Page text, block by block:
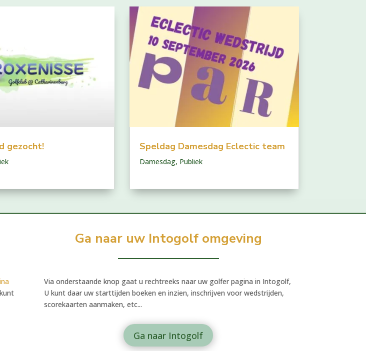
gezocht! Speldag Damesdag Eclectic team
Damesdag, Publiek
Ga naar uw Intogolf omgeving
Via onderstaande knop gaat u rechtreeks naar uw golfer pagina in Intogolf,
U kunt daar uw starttijden boeken en inzien, inschrijven voor wedstrijden,
scorekaarten aanmaken, etc...
Ga naar Intogolf